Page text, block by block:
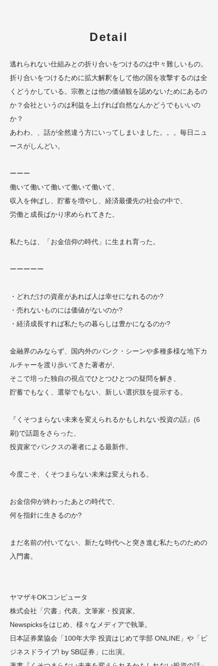
Detail
逃れられない仕組みとの折り合いをつけるのは中々難しいもの。
折り合いをつけるために拡大解釈をして他の国を攻撃するのは全
くどうかしている。宗教とは他の価値観を認めないためにあるの
か？会社というのは利益を上げれば自然なんかどうでもいいの
か？
あわわ、、話が全然違う方にいってしまいました。。。毎日ニュ
ースがしんどい。
ーーー
働いて働いて働いて働いて働いて、
収入を伸ばし、貯蓄を増やし、経済最優先の社会の中で、
労働と成長ばかり求められてきた。
私たちは、「お金信仰の時代」に生まれ育った。
ーーーーー
・どれだけの資産があれば人は幸せになれるのか?
・売れないものには価値がないのか?
・経済成長すれば私たちの暮らしは豊かになるのか?
金融界のみならず、国内外のパンク・シーンや多種多様な地下カ
ルチャーを渡り歩いてきた著者が、
そこで培った独自の視点でひとつひとつの疑問を解き、
貯蓄でもなく、選挙でもない、新しい選択肢を提示する。
『くそつまらない未来を変えられるかもしれない投資の話』(6
刷)で話題をさらった、
投資家でパンクスの著者による最新作。
今度こそ、くそつまらない未来は変えられる。
お金信仰が終わったあとの時代で、
何を指針に生きるのか?
まだ名前の付いてない、新たな時代へと突き進む私たちのための
入門書。
ヤマザキOKコンピュータ
株式会社「穴書」代表。文筆家・投資家。
Newspicksをはじめ、様々なメディアで執筆。
日本証券業協会「100年大学 投資はじめて学部 ONLINE」や「ビ
ジネスドライブ! by SBI証券」に出演。